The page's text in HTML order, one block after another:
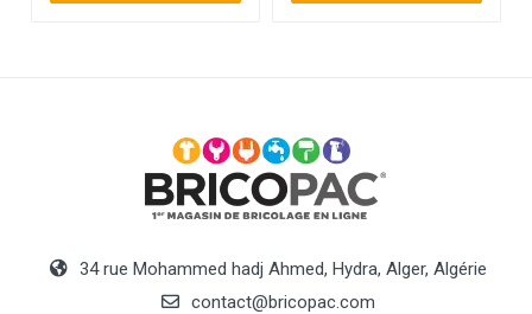
34 rue Mohammed hadj Ahmed, Hydra, Alger, Algérie
contact@bricopac.com